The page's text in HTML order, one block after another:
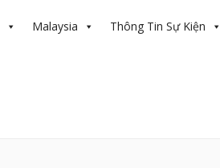
Malaysia Thông Tin Sự Kiện